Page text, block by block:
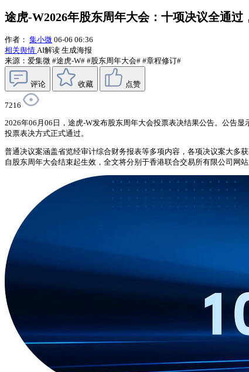
途虎-W2026年股东周年大会：十项决议全通过
作者： 集小微 06-06 06:36
相关舆情 AI解读 生成海报
来源：爱集微 #途虎-W# #股东周年大会# #章程修订#
评论 收藏 点赞
7216
2026年06月06日，途虎-W发布股东周年大会投票表决结果公告。公告
投票表决方式正式通过。
普通决议案涵盖省览经审计综合财务报表等多项内容，各项决议案大多
自股东周年大会结束起生效，全文将分别于香港联合交易所有限公司网站